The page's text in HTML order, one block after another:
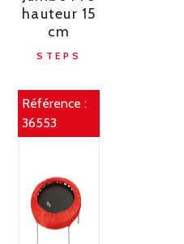
hauteur 15
cm
STEPS
Référence :
36553